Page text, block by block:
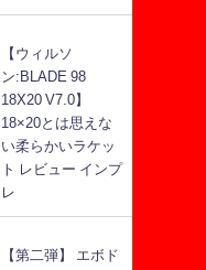
【ウィルソ
ン:BLADE 98
18X20 V7.0】
18×20とは思えな
い柔らかいラケッ
ト レビュー インプ
レ
【第二弾】 エボド